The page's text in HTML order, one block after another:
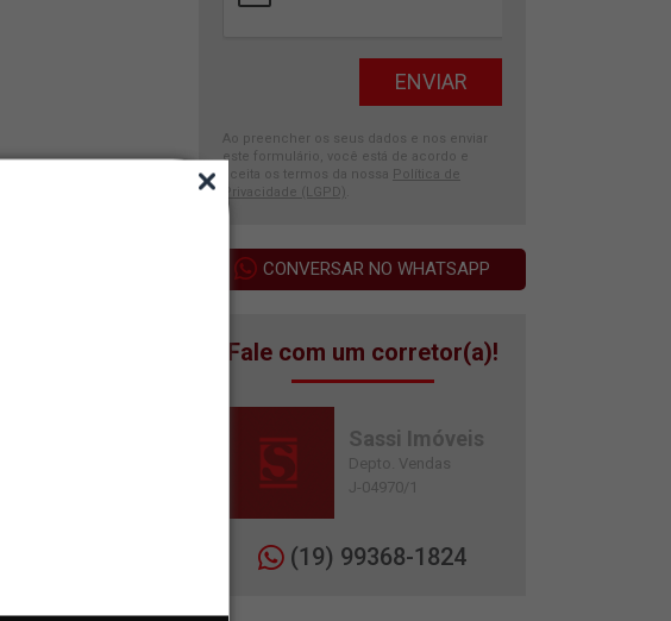
Ao preencher os seus dados e nos enviar
este formulário, você está de acordo e
aceita os termos da nossa
Política de
Privacidade (LGPD)
CONVERSAR NO WHATSAPP
Fale com um corretor(a)!
Sassi Imóveis
Depto. Vendas
J-04970/1
(19) 99368-1824